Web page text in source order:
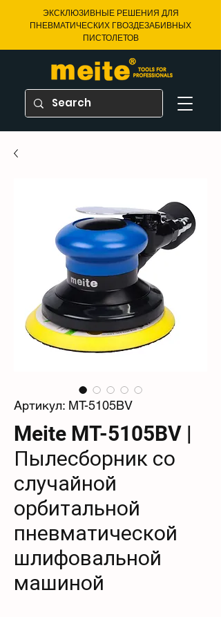
ЭКСКЛЮЗИВНЫЕ РЕШЕНИЯ ДЛЯ
ПНЕВМАТИЧЕСКИХ ГВОЗДЕЗАБИВНЫХ
ПИСТОЛЕТОВ
Артикул: MT-5105BV
Meite MT-5105BV |
Пылесборник со
случайной
орбитальной
пневматической
шлифовальной
машиной